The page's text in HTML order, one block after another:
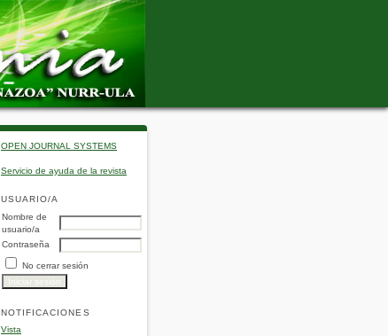
OPEN JOURNAL SYSTEMS
Servicio de ayuda de la revista
USUARIO/A
Nombre de
usuario/a
Contraseña
No cerrar sesión
NOTIFICACIONES
Vista